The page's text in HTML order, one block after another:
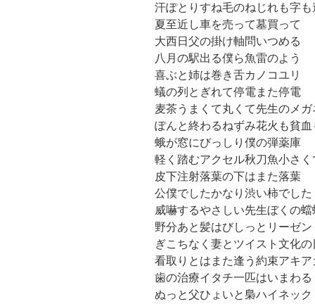
汗ぽとりすね毛のねじれも字も
夏至近し車を売って墓買って
大西日父の掛け軸問いつめる
八月の駅出る僕ら魚雷のよう
喜ぶと姉は巻き舌カノコユリ
蟻の列とぎれて停電また停電
麦茶うまくて丸くて先生のメガ
ぽんと終わるねずみ花火も貧血
蛾が窓にびっしり僕の弾薬庫
軽く踏むアクセル秋刀魚小さく
皮下注射落葉の下はまた落葉
公僕でしたかなり渋い柿でした
威嚇するやさしい先生ぼくの蟷
野分あと髪はびしっとリーゼン
ぎこちなく妻とツイスト文化の
看取りとはまた逢う約束アキア
歯の治療イタチ一匹はいまわる
ぬっと父ひょいと梟ハイネック